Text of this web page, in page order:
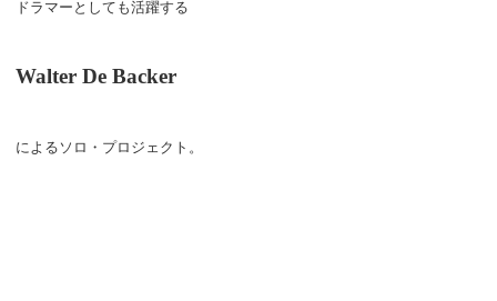
ドラマーとしても活躍する
Walter De Backer
によるソロ・プロジェクト。